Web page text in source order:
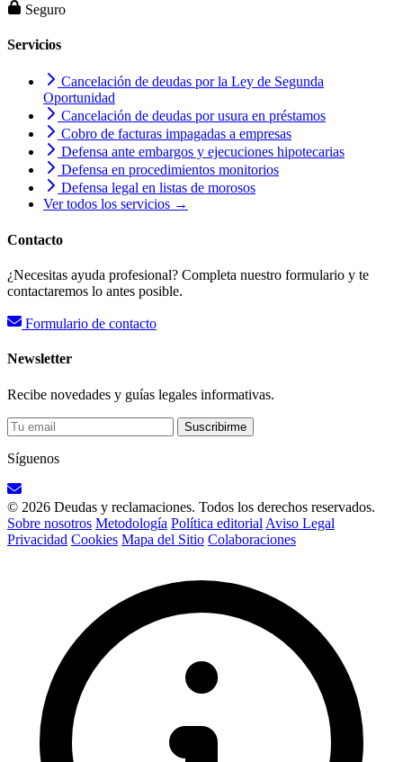
Seguro
Servicios
Cancelación de deudas por la Ley de Segunda
Oportunidad
Cancelación de deudas por usura en préstamos
Cobro de facturas impagadas a empresas
Defensa ante embargos y ejecuciones hipotecarias
Defensa en procedimientos monitorios
Defensa legal en listas de morosos
Ver todos los servicios →
Contacto
¿Necesitas ayuda profesional? Completa nuestro formulario y te
contactaremos lo antes posible.
Formulario de contacto
Newsletter
Recibe novedades y guías legales informativas.
Suscribirme
Síguenos
© 2026 Deudas y reclamaciones. Todos los derechos reservados.
Sobre nosotros Metodología Política editorial Aviso Legal
Privacidad Cookies Mapa del Sitio Colaboraciones